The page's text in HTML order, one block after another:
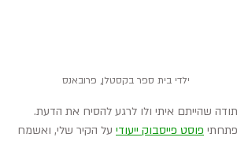
ילדי בית ספר בקסטלן, פרובאנס
תודה שהייתם איתי ולו לרגע להסיח את הדעת.
פתחתי פוסט פייסבוק ייעודי על הקיר שלי, ואשמח